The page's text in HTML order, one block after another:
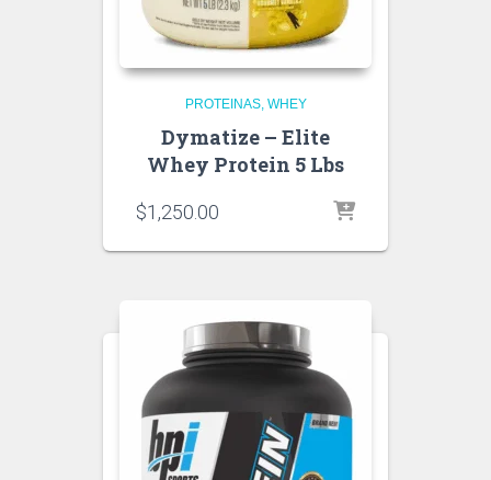
PROTEINAS WHEY
Dymatize – Elite
Whey Protein 5 Lbs
$1,250.00